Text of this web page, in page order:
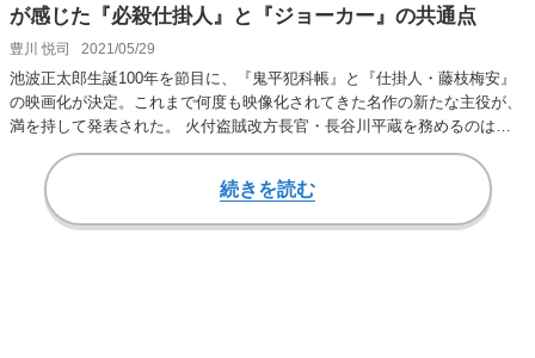
が感じた『必殺仕掛人』と『ジョーカー』の共通点
豊川 悦司 2021/05/29
池波正太郎生誕100年を節目に、『鬼平犯科帳』と『仕掛人・藤枝梅安』
の映画化が決定。これまで何度も映像化されてきた名作の新たな主役が、
満を持して発表された。 火付盗賊改方長官・長谷川平蔵を務めるのは、
十代目松本幸四…
続きを読む